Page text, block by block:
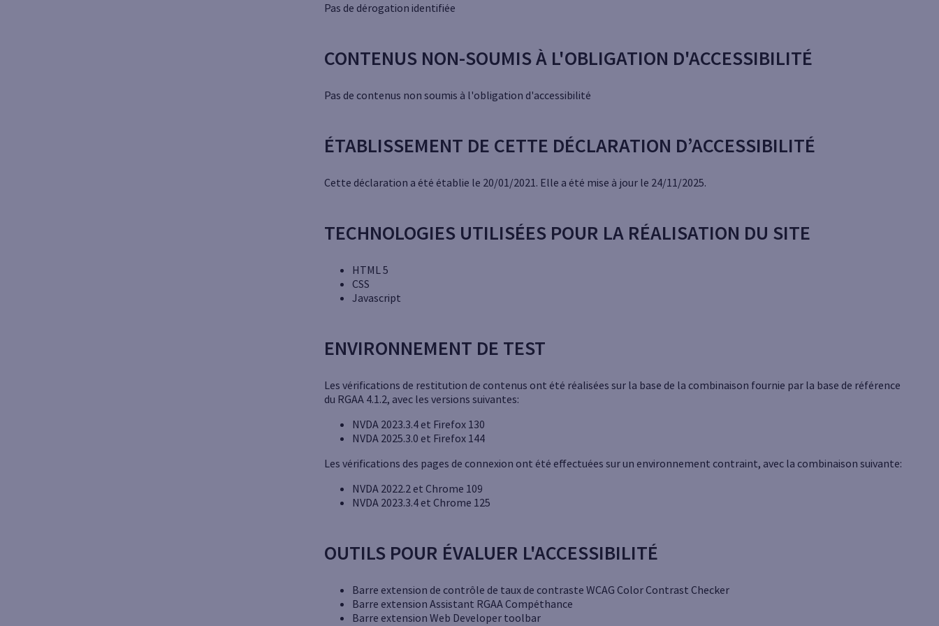
Pas de dérogation identifiée
CONTENUS NON-SOUMIS À L'OBLIGATION D'ACCESSIBILITÉ
Pas de contenus non soumis à l'obligation d'accessibilité
ÉTABLISSEMENT DE CETTE DÉCLARATION D’ACCESSIBILITÉ
Cette déclaration a été établie le 20/01/2021. Elle a été mise à jour le 24/11/2025.
TECHNOLOGIES UTILISÉES POUR LA RÉALISATION DU SITE
HTML 5
CSS
Javascript
ENVIRONNEMENT DE TEST
Les vérifications de restitution de contenus ont été réalisées sur la base de la combinaison fournie par la base de référence
du RGAA 4.1.2, avec les versions suivantes:
NVDA 2023.3.4 et Firefox 130
NVDA 2025.3.0 et Firefox 144
Les vérifications des pages de connexion ont été effectuées sur un environnement contraint, avec la combinaison suivante:
NVDA 2022.2 et Chrome 109
NVDA 2023.3.4 et Chrome 125
OUTILS POUR ÉVALUER L'ACCESSIBILITÉ
Barre extension de contrôle de taux de contraste WCAG Color Contrast Checker
Barre extension Assistant RGAA Compéthance
Barre extension Web Developer toolbar